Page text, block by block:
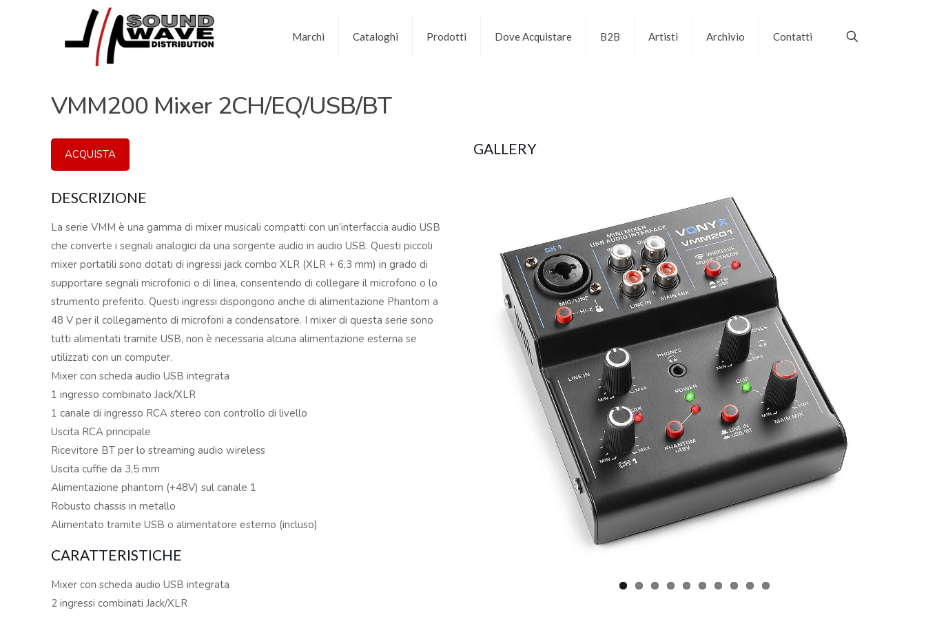
Marchi Cataloghi Prodotti Dove Acquistare B2B Artisti Archivio Contatti
VMM200 Mixer 2CH/EQ/USB/BT
ACQUISTA
DESCRIZIONE
La serie VMM è una gamma di mixer musicali compatti con un’interfaccia audio USB
che converte i segnali analogici da una sorgente audio in audio USB. Questi piccoli
mixer portatili sono dotati di ingressi jack combo XLR (XLR + 6,3 mm) in grado di
supportare segnali microfonici o di linea, consentendo di collegare il microfono o lo
strumento preferito. Questi ingressi dispongono anche di alimentazione Phantom a
48 V per il collegamento di microfoni a condensatore. I mixer di questa serie sono
tutti alimentati tramite USB, non è necessaria alcuna alimentazione esterna se
utilizzati con un computer.
Mixer con scheda audio USB integrata
1 ingresso combinato Jack/XLR
1 canale di ingresso RCA stereo con controllo di livello
Uscita RCA principale
Ricevitore BT per lo streaming audio wireless
Uscita cuffie da 3,5 mm
Alimentazione phantom (+48V) sul canale 1
Robusto chassis in metallo
Alimentato tramite USB o alimentatore esterno (incluso)
CARATTERISTICHE
Mixer con scheda audio USB integrata
2 ingressi combinati Jack/XLR
GALLERY